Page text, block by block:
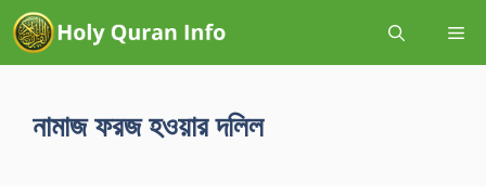
নামাজ ফরজ হওয়ার দলিল